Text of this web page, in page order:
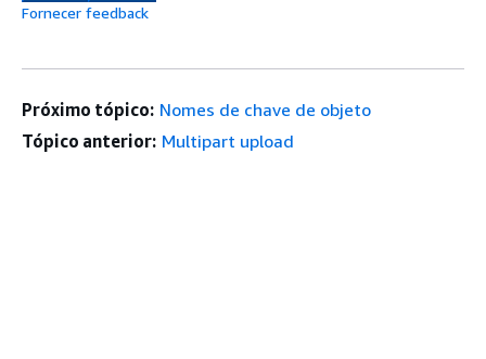
Fornecer feedback
Próximo tópico: Nomes de chave de objeto
Tópico anterior: Multipart upload